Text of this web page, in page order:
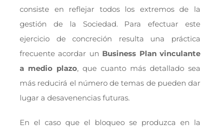
consiste en reflejar todos los extremos de la
gestión de la Sociedad. Para efectuar este
ejercicio de concreción resulta una práctica
frecuente acordar un Business Plan vinculante
a medio plazo, que cuanto más detallado sea
más reducirá el número de temas de pueden dar
lugar a desavenencias futuras.
En el caso que el bloqueo se produzca en la